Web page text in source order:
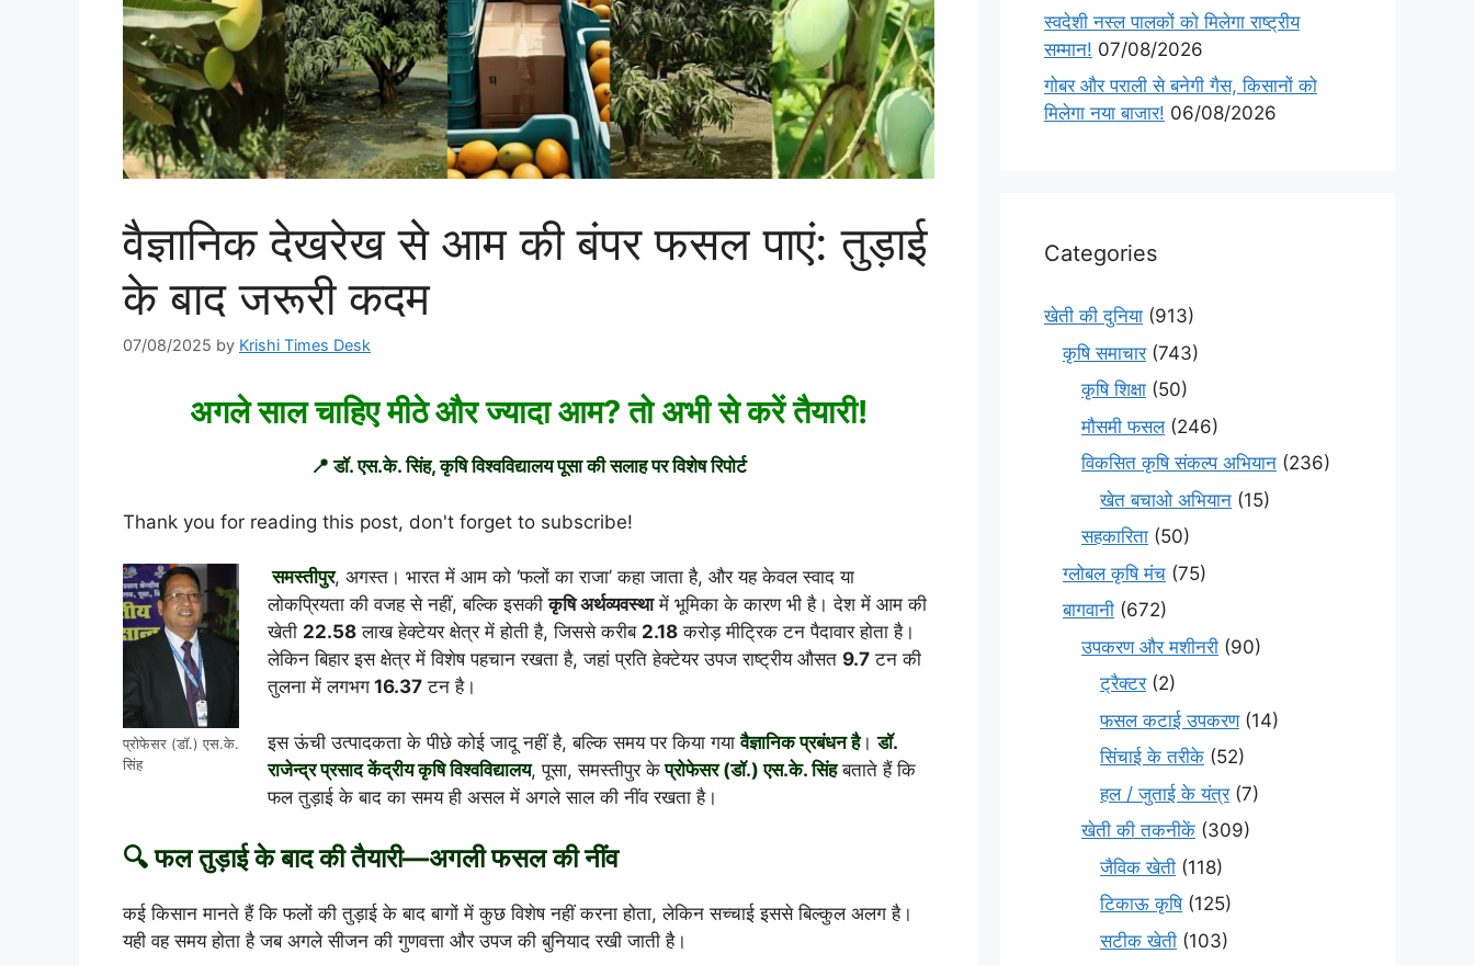
वैज्ञानिक देखरेख से आम की बंपर फसल पाएं: तुड़ाई
के बाद जरूरी कदम
07/08/2025 by Krishi Times Desk
अगले साल चाहिए मीठे और ज्यादा आम? तो अभी से करें तैयारी!
📍 डॉ. एस.के. सिंह, कृषि विश्वविद्यालय पूसा की सलाह पर विशेष रिपोर्ट
Thank you for reading this post, don't forget to subscribe!
प्रोफेसर (डॉ.) एस.के.
सिंह
समस्तीपुर, अगस्त। भारत में आम को ‘फलों का राजा’ कहा जाता है, और यह केवल स्वाद या
लोकप्रियता की वजह से नहीं, बल्कि इसकीकृषि अर्थव्यवस्थामें भूमिका के कारण भी है। देश में आम की
खेती 22.58लाख हेक्टेयर क्षेत्र में होती है, जिससे करीब 2.18करोड़ मीट्रिक टन पैदावार होता है।
लेकिन बिहार इस क्षेत्र में विशेष पहचान रखता है, जहां प्रति हेक्टेयर उपज राष्ट्रीय औसत 9.7टन की
तुलना में लगभग16.37टन है।
इस ऊंची उत्पादकता के पीछे कोई जादू नहीं है, बल्कि समय पर किया गयावैज्ञानिक प्रबंधन है।डॉ.
राजेन्द्र प्रसाद केंद्रीय कृषि विश्वविद्यालय, पूसा, समस्तीपुर केप्रोफेसर (डॉ.) एस.के. सिंहबताते हैं कि
फल तुड़ाई के बाद का समय ही असल में अगले साल की नींव रखता है।
🔍 फल तुड़ाई के बाद की तैयारी—अगली फसल की नींव
कई किसान मानते हैं कि फलों की तुड़ाई के बाद बागों में कुछ विशेष नहीं करना होता, लेकिन सच्चाई इससे बिल्कुल अलग है।
यही वह समय होता है जब अगले सीजन की गुणवत्ता और उपज की बुनियाद रखी जाती है।
स्वदेशी नस्ल पालकों को मिलेगा राष्ट्रीय
सम्मान! 07/08/2026
गोबर और पराली से बनेगी गैस, किसानों को
मिलेगा नया बाजार! 06/08/2026
Categories
खेती की दुनिया (913)
कृषि समाचार(743)
कृषि शिक्षा (50)
मौसमी फसल(246)
विकसित कृषि संकल्प अभियान (236)
खेत बचाओ अभियान (15)
सहकारिता (50)
ग्लोबल कृषि मंच (75)
बागवानी (672)
उपकरण और मशीनरी (90)
ट्रैक्टर(2)
फसल कटाई उपकरण(14)
सिंचाई के तरीके (52)
हल / जुताई के यंत्र(7)
खेती की तकनीकें (309)
जैविक खेती (118)
टिकाऊ कृषि(125)
सटीक खेती (103)